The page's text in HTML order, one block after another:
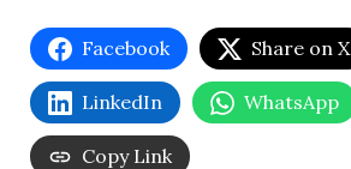
Facebook Share on X
LinkedIn WhatsApp
Copy Link